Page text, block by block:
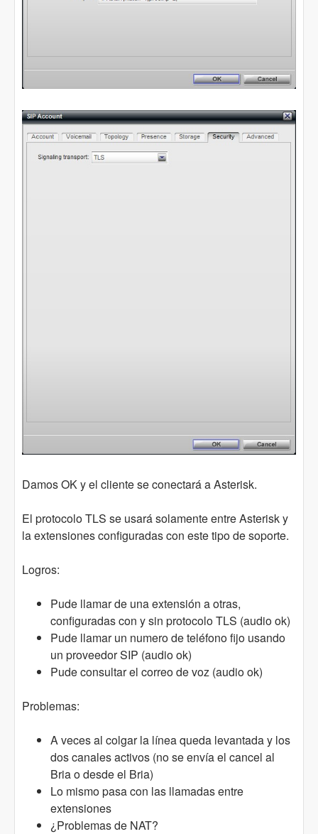
Damos OK y el cliente se conectará a Asterisk.
El protocolo TLS se usará solamente entre Asterisk y
la extensiones configuradas con este tipo de soporte.
Logros:
Pude llamar de una extensión a otras,
configuradas con y sin protocolo TLS (audio ok)
Pude llamar un numero de teléfono fijo usando
un proveedor SIP (audio ok)
Pude consultar el correo de voz (audio ok)
Problemas:
A veces al colgar la línea queda levantada y los
dos canales activos (no se envía el cancel al
Bria o desde el Bria)
Lo mismo pasa con las llamadas entre
extensiones
¿Problemas de NAT?